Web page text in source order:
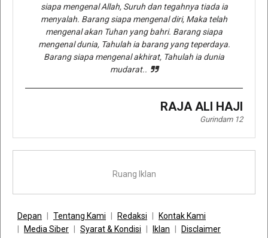
siapa mengenal Allah, Suruh dan tegahnya tiada ia
menyalah. Barang siapa mengenal diri, Maka telah
mengenal akan Tuhan yang bahri. Barang siapa
mengenal dunia, Tahulah ia barang yang teperdaya.
Barang siapa mengenal akhirat, Tahulah ia dunia
mudarat..
RAJA ALI HAJI
Gurindam 12
Ruang Iklan
Depan Tentang Kami Redaksi
Kontak Kami
Media Siber
Syarat & Kondisi Iklan
Disclaimer